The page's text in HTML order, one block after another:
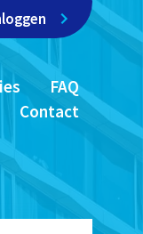
FAQ
Contact